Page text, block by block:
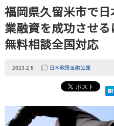
福岡県久留米市で
業融資を成功させ
無料相談全国対応
2023.2.8 日本政策金融公庫